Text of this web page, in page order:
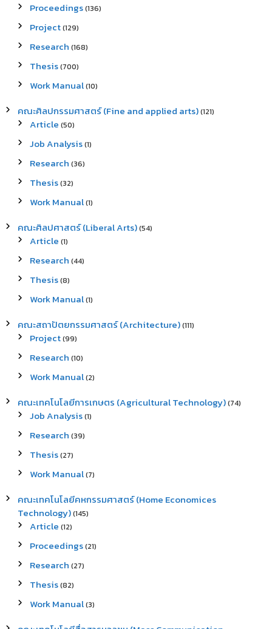
Proceedings(136)
Project(129)
Research (168)
Thesis(700)
Work Manual(10)
คณะศิลปกรรมศาสตร์ (Fine and applied arts)(121)
Article (50)
Job Analysis(1)
Research (36)
Thesis(32)
Work Manual(1)
คณะศิลปศาสตร์ (Liberal Arts)(54)
Article (1)
Research (44)
Thesis(8)
Work Manual(1)
คณะสถาปัตยกรรมศาสตร์ (Architecture)(111)
Project(99)
Research (10)
Work Manual(2)
คณะเทคโนโลยีการเกษตร (Agricultural Technology)(74)
Job Analysis(1)
Research (39)
Thesis(27)
Work Manual(7)
คณะเทคโนโลยีคหกรรมศาสตร์ (Home Economices
Technology)(145)
Article (12)
Proceedings(21)
Research (27)
Thesis(82)
Work Manual(3)